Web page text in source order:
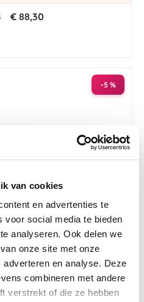
van cookies
en advertenties te
voor social media te bieden
analyseren. Ook delen we
onze site met onze
en analyse. Deze
combineren met andere
verstrekt of die ze hebben
€ 88,30
-5 %
4.5
star
rating
17 Beoordelingen
1,2 kg
€ 37,00